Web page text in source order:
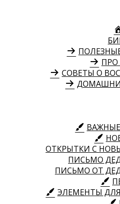
ПРО
СОВЕТЫ О
ОТКРЫТКИ С
ПИСЬМО
ПИСЬМО ОТ
ЭЛЕМЕНТЫ